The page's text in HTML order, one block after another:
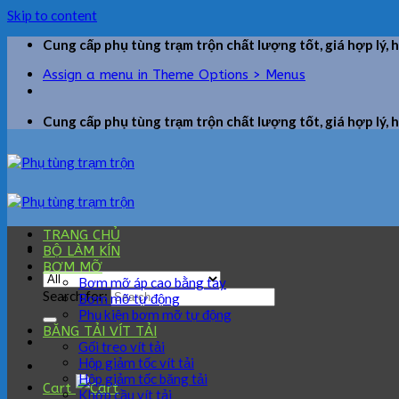
Skip to content
Cung cấp phụ tùng trạm trộn chất lượng tốt, giá hợp lý,
Assign a menu in Theme Options > Menus
Cung cấp phụ tùng trạm trộn chất lượng tốt, giá hợp lý,
Search for:
Cart
TRANG CHỦ
BỘ LÀM KÍN
BƠM MỠ
Bơm mỡ áp cao bằng tay
Bơm mỡ tự động
Phụ kiện bơm mỡ tự động
BĂNG TẢI VÍT TẢI
Gối treo vít tải
Hộp giảm tốc vít tải
Hộp giảm tốc băng tải
Khớp cầu vít tải